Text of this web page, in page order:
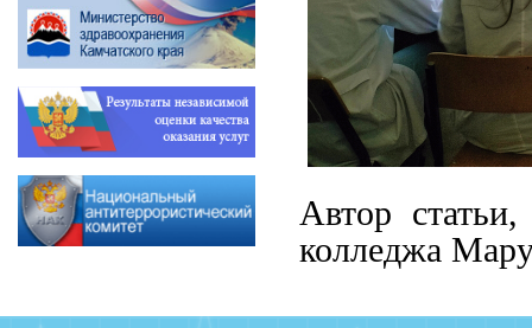
Автор статьи,
колледжа